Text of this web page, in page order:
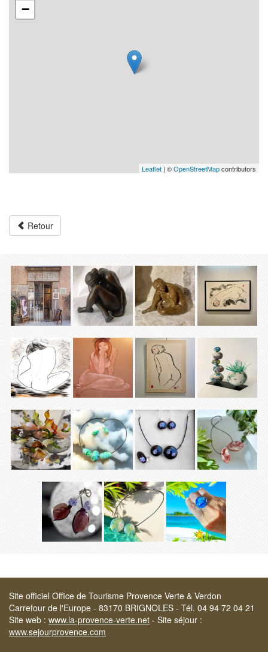
−
Leaflet | ©OpenStreetMapcontributors
Retour
Site officiel Office de Tourisme Provence Verte & Verdon
Carrefour de l'Europe - 83170 BRIGNOLES - Tél. 04 94 72 04 21
Site web : www.la-provence-verte.net - Site séjour :
www.sejourprovence.com